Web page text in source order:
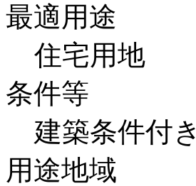
最適用途
住宅用地
条件等
建築条件付き
用途地域